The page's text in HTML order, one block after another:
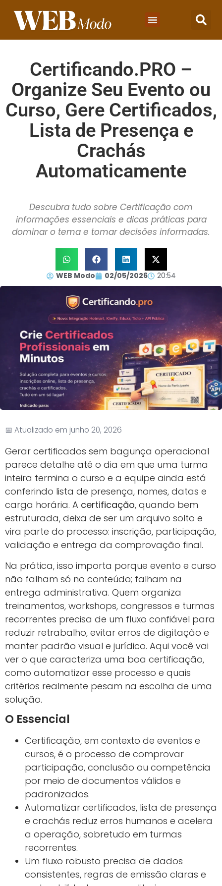
Certificando.PRO –
Organize Seu Evento ou
Curso, Gere Certificados,
Lista de Presença e
Crachás
Automaticamente
Descubra tudo sobre Certificação com
informações essenciais e dicas práticas para
dominar o tema e tomar decisões informadas.
WEB Modo 02/05/2026 20:54
📅 Atualizado em junho 20, 2026
Gerar certificados sem bagunça operacional
parece detalhe até o dia em que uma turma
inteira termina o curso e a equipe ainda está
conferindo lista de presença, nomes, datas e
carga horária. A certificação, quando bem
estruturada, deixa de ser um arquivo solto e
vira parte do processo: inscrição, participação,
validação e entrega da comprovação final.
Na prática, isso importa porque evento e curso
não falham só no conteúdo; falham na
entrega administrativa. Quem organiza
treinamentos, workshops, congressos e turmas
recorrentes precisa de um fluxo confiável para
reduzir retrabalho, evitar erros de digitação e
manter padrão visual e jurídico. Aqui você vai
ver o que caracteriza uma boa certificação,
como automatizar esse processo e quais
critérios realmente pesam na escolha de uma
solução.
O Essencial
Certificação, em contexto de eventos e
cursos, é o processo de comprovar
participação, conclusão ou competência
por meio de documentos válidos e
padronizados.
Automatizar certificados, lista de presença
e crachás reduz erros humanos e acelera
a operação, sobretudo em turmas
recorrentes.
Um fluxo robusto precisa de dados
consistentes, regras de emissão claras e